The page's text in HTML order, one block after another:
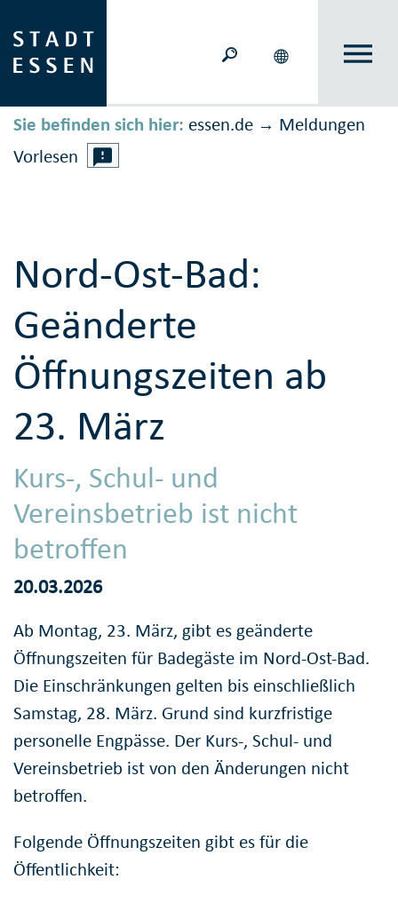
Sie befinden sich hier: essen.de → Meldungen
Vorlesen
Nord-Ost-Bad:
Geänderte
Öffnungszeiten ab
23. März
Kurs-, Schul- und
Vereinsbetrieb ist nicht
betroffen
20.03.2026
Ab Montag, 23. März, gibt es geänderte
Öffnungszeiten für Badegäste im Nord-Ost-Bad.
Die Einschränkungen gelten bis einschließlich
Samstag, 28. März. Grund sind kurzfristige
personelle Engpässe. Der Kurs-, Schul- und
Vereinsbetrieb ist von den Änderungen nicht
betroffen.
Folgende Öffnungszeiten gibt es für die
Öffentlichkeit: